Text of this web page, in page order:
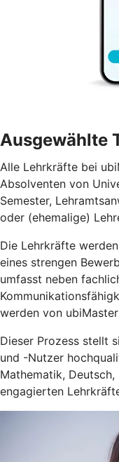
Ausgewählte
Alle Lehrkräfte bei
Absolventen von
Semester,
oder (ehemalige)
Die Lehrkräfte
eines strengen
umfasst neben
werden von
Dieser Prozess stellt
und -Nutzer
Mathematik,
engagierten